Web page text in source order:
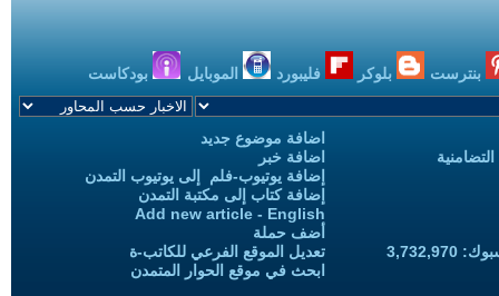
بنترست بلوكر فليبورد الموبايل بودكاست
اضافة موضوع جديد
اضافة خبر
إضافة يوتيوب-فلم إلى يوتيوب التمدن
إضافة كتاب إلى مكتبة التمدن
Add new article - English
أضف حملة
تعديل الموقع الفرعي للكاتب-ة
ابحث في موقع الحوار المتمدن